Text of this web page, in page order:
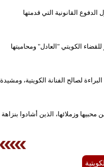
القانونية التي قدمتها
الكويتي "العادل" ومحاميتها
لصالح الفنانة الكويتية، ومشيدة
وزملائها، الذين أشادوا بنزاهة